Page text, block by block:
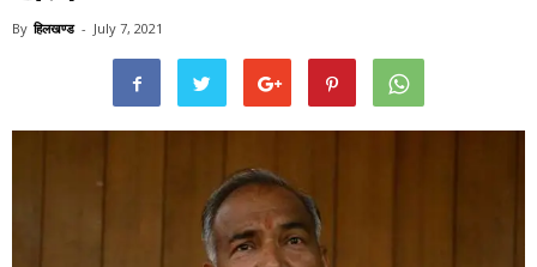
By हिलखण्ड - July 7, 2021